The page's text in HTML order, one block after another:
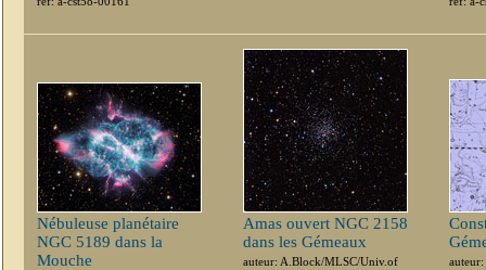
Nébuleuse planétaire
NGC 5189 dans la
Mouche
Amas ouvert NGC 2158
dans les Gémeaux
auteur: A.Block/MLSC/Univ.of